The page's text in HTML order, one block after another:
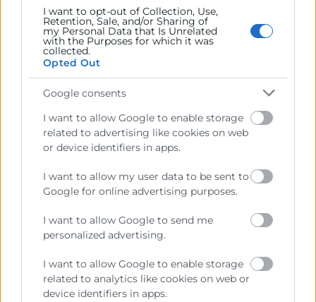
I want to opt-out of Collection, Use,
Retention, Sale, and/or Sharing of
my Personal Data that Is Unrelated
with the Purposes for which it was
collected.
Opted Out
Google consents
I want to allow Google to enable storage
related to advertising like cookies on web
or device identifiers in apps.
I want to allow my user data to be sent to
Google for online advertising purposes.
I want to allow Google to send me
personalized advertising.
I want to allow Google to enable storage
related to analytics like cookies on web or
device identifiers in apps.
Recursos vinculados
Nota de prensa(Documento)
Informe Argelia
Foto 1
(Imagen)
Foto 2(Imagen)
Cámara València es una corporación de derecho público,
colaboradora de las Administraciones Públicas, dedicada a: